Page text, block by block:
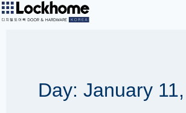
Day: January